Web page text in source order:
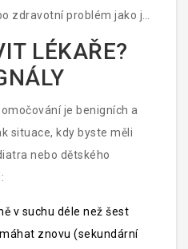
zdravotní problém jako je
LÉKAŘE?
je benigních a
situace, kdy byste měli
nebo dětského
v suchu déle než šest
znovu (sekundární